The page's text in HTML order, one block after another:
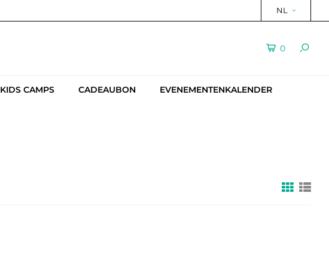
NL
0
KIDS CAMPS CADEAUBON EVENEMENTENKALENDER